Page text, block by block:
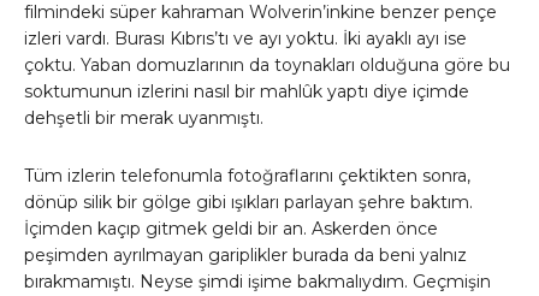
filmindeki süper kahraman Wolverin’inkine benzer pençe
izleri vardı. Burası Kıbrıs’tı ve ayı yoktu. İki ayaklı ayı ise
çoktu. Yaban domuzlarının da toynakları olduğuna göre bu
soktumunun izlerini nasıl bir mahlûk yaptı diye içimde
dehşetli bir merak uyanmıştı.
Tüm izlerin telefonumla fotoğraflarını çektikten sonra,
dönüp silik bir gölge gibi ışıkları parlayan şehre baktım.
İçimden kaçıp gitmek geldi bir an. Askerden önce
peşimden ayrılmayan gariplikler burada da beni yalnız
bırakmamıştı. Neyse şimdi işime bakmalıydım. Geçmişin